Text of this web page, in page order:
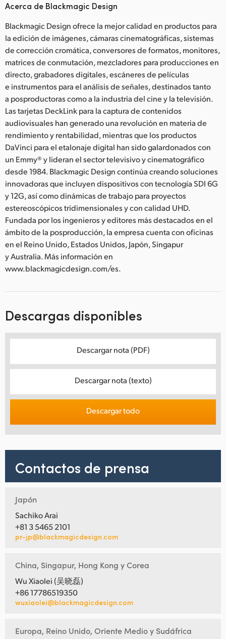
Acerca de Blackmagic Design
Blackmagic Design ofrece la mejor calidad en productos para
la edición de imágenes, cámaras cinematográficas, sistemas
de corrección cromática, conversores de formatos, monitores,
matrices de conmutación, mezcladores para producciones en
directo, grabadores digitales, escáneres de películas
e instrumentos para el análisis de señales, destinados tanto
a posproductoras como a la industria del cine y la televisión.
Las tarjetas DeckLink para la captura de contenidos
audiovisuales han generado una revolución en materia de
rendimiento y rentabilidad, mientras que los productos
DaVinci para el etalonaje digital han sido galardonados con
un Emmy® y lideran el sector televisivo y cinematográfico
desde 1984. Blackmagic Design continúa creando soluciones
innovadoras que incluyen dispositivos con tecnología SDI 6G
y 12G, así como dinámicas de trabajo para proyectos
estereoscópicos tridimensionales y con calidad UHD.
Fundada por los ingenieros y editores más destacados en el
ámbito de la posproducción, la empresa cuenta con oficinas
en el Reino Unido, Estados Unidos, Japón, Singapur
y Australia. Más información en
www.blackmagicdesign.com/es.
Descargas disponibles
Descargar nota (PDF)
Descargar nota (texto)
Descargar todo
Contactos de prensa
Japón
Sachiko Arai
+81 3 5465 2101
pr-jp@blackmagicdesign.com
China, Singapur, Hong Kong y Corea
Wu Xiaolei (吴晓磊)
+86 17786519350
wuxiaolei@blackmagicdesign.com
Europa, Reino Unido, Oriente Medio y Sudáfrica